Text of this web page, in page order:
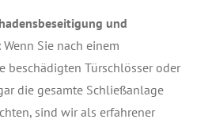
und
Wenn Sie nach einem
beschädigten Türschlösser oder
die gesamte Schließanlage
sind wir als erfahrener